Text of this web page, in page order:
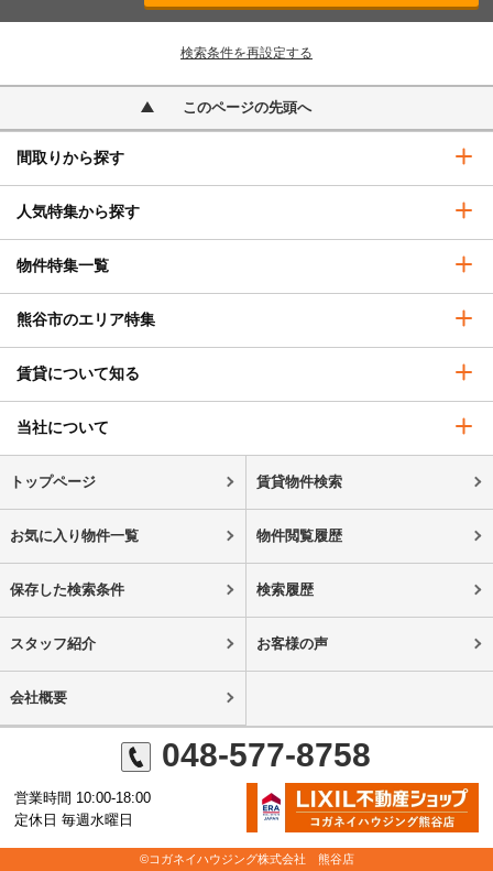
検索条件を再設定する
このページの先頭へ
間取りから探す
人気特集から探す
物件特集一覧
熊谷市のエリア特集
賃貸について知る
当社について
トップページ 賃貸物件検索
お気に入り物件一覧 物件閲覧履歴
保存した検索条件 検索履歴
スタッフ紹介 お客様の声
会社概要
048-577-8758
営業時間 10:00-18:00
定休日 毎週水曜日
©コガネイハウジング株式会社 熊谷店